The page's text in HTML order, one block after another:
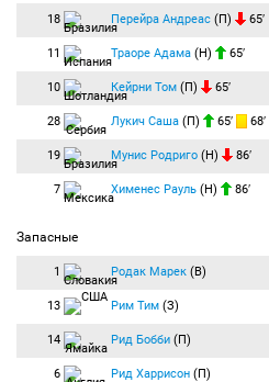
18 Перейра Андреас (П) 65′
11 Траоре Адама (Н) 65′
10 Кейрни Том (П) 65′
28 Лукич Саша (П) 65′ 68′
19 Мунис Родриго (Н) 86′
7 Хименес Рауль (Н) 86′
Запасные
1 Родак Марек (В)
13 Рим Тим (З)
14 Рид Бобби (П)
6 Рид Харрисон (П)